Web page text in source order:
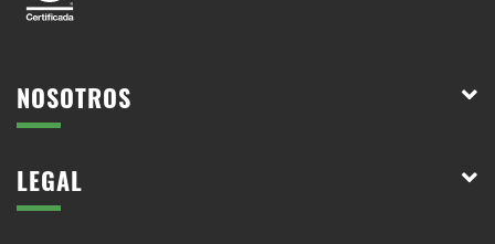
NOSOTROS
LEGAL